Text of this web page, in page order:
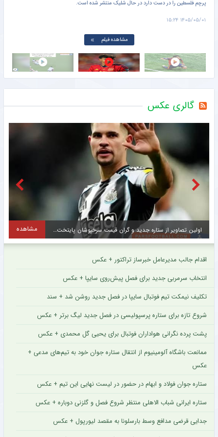
دروازه‌بان تیم اسپانیا، به سمت تک‌تک بازیکنان حریف رفت و با آن‌ها دست داد.
۱۴۰۵/۰۵/۰۱ ۱۵:۰۱
مشاهده فیلم
گالری عکس
حضور در لیگ یک انتخاب جالب چهره محبوب استقلال + عکس مشاهده
اقدام جالب مدیرعامل خبرساز تراکتور + عکس
انتخاب سرمربی جدید برای فصل پیش‌روی سایپا + عکس
تکلیف نیمکت تیم فوتبال سایپا در فصل جدید روشن شد + سند
شروع تازه برای ستاره پرسپولیسی در فصل جدید لیگ برتر + عکس
پشت پرده نگرانی هواداران فوتبال برای یحیی گل محمدی + عکس
ممانعت باشگاه آلومینیوم از انتقال ستاره جوان خود به تیم‌های مدعی +
عکس
ستاره جوان فولاد و ابهام در حضور در لیست نهایی این تیم + عکس
ستاره ایرانی شباب الاهلی منتظر شروع فصل و گلزنی دوباره + عکس
جدایی قرضی مدافع وسط بارسلونا به مقصد لیورپول + عکس